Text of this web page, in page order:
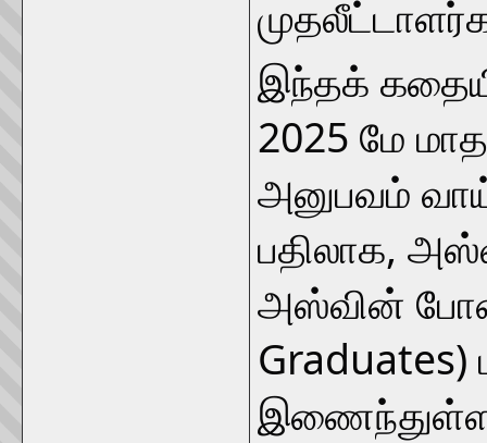
இந்தக்
2025 மே
அனுபவம்
பதிலாக,
அஸ்வின்
Graduates)